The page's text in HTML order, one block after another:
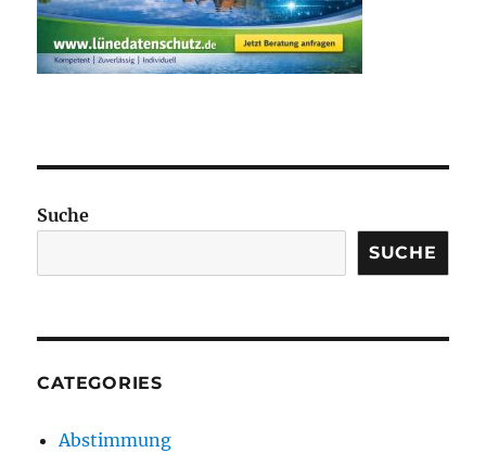
Suche
SUCHE
CATEGORIES
Abstimmung